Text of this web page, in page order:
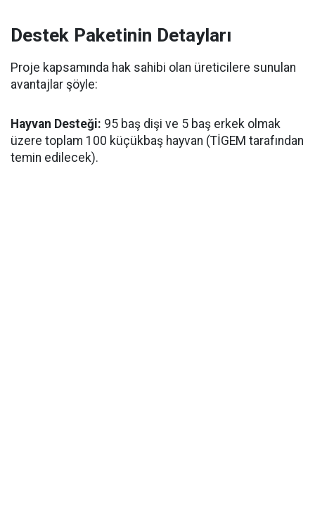
Destek Paketinin Detayları
Proje kapsamında hak sahibi olan üreticilere sunulan
avantajlar şöyle:
Hayvan Desteği: 95 baş dişi ve 5 baş erkek olmak
üzere toplam 100 küçükbaş hayvan (TİGEM tarafından
temin edilecek).